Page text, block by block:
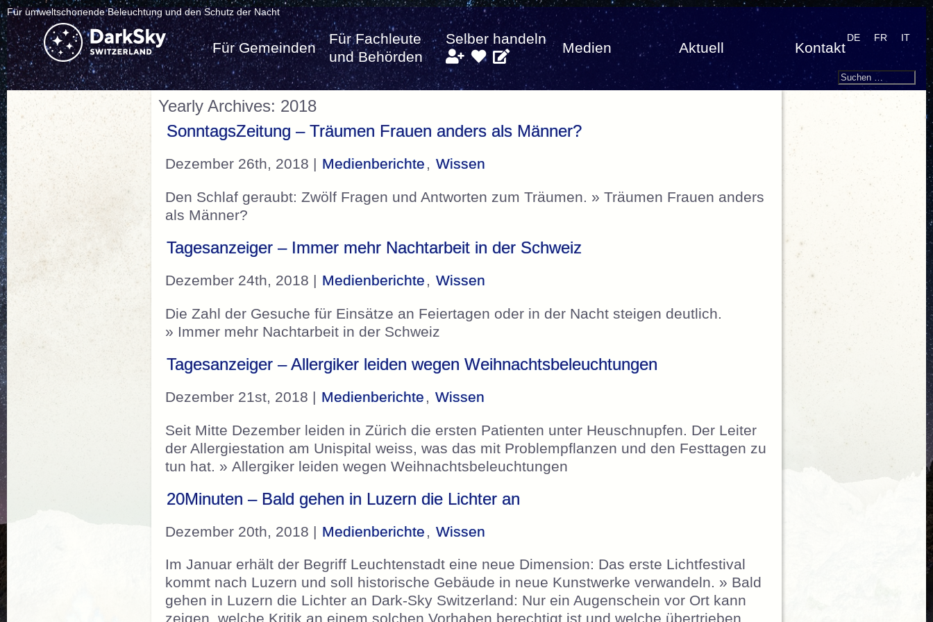
Für umweltschonende Beleuchtung und den Schutz der Nacht
Für Gemeinden
Für Fachleute
und Behörden
Selber handeln
Medien Aktuell Kontakt
DE FR IT
Search
Suchen
Yearly Archives: 2018
SonntagsZeitung – Träumen Frauen anders als Männer?
Dezember 26th, 2018 | Medienberichte , Wissen
Den Schlaf geraubt: Zwölf Fragen und Antworten zum Träumen. » Träumen Frauen anders
als Männer?
Tagesanzeiger – Immer mehr Nachtarbeit in der Schweiz
Dezember 24th, 2018 | Medienberichte , Wissen
Die Zahl der Gesuche für Einsätze an Feiertagen oder in der Nacht steigen deutlich.
» Immer mehr Nachtarbeit in der Schweiz
Tagesanzeiger – Allergiker leiden wegen Weihnachtsbeleuchtungen
Dezember 21st, 2018 | Medienberichte , Wissen
Seit Mitte Dezember leiden in Zürich die ersten Patienten unter Heuschnupfen. Der Leiter
der Allergiestation am Unispital weiss, was das mit Problempflanzen und den Festtagen zu
tun hat. » Allergiker leiden wegen Weihnachtsbeleuchtungen
20Minuten – Bald gehen in Luzern die Lichter an
Dezember 20th, 2018 | Medienberichte , Wissen
Im Januar erhält der Begriff Leuchtenstadt eine neue Dimension: Das erste Lichtfestival
kommt nach Luzern und soll historische Gebäude in neue Kunstwerke verwandeln. » Bald
gehen in Luzern die Lichter an Dark-Sky Switzerland: Nur ein Augenschein vor Ort kann